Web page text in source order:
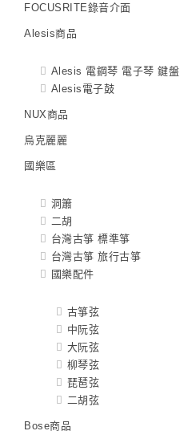
FOCUSRITE錄音介面
Alesis商品
Alesis 電鋼琴 電子琴 鍵盤
Alesis電子鼓
NUX商品
烏克麗麗
國樂區
洞簫
二胡
台灣古箏 標準箏
台灣古箏 旅行古箏
國樂配件
古箏弦
中阮弦
大阮弦
柳琴弦
琵琶弦
二胡弦
Bose商品